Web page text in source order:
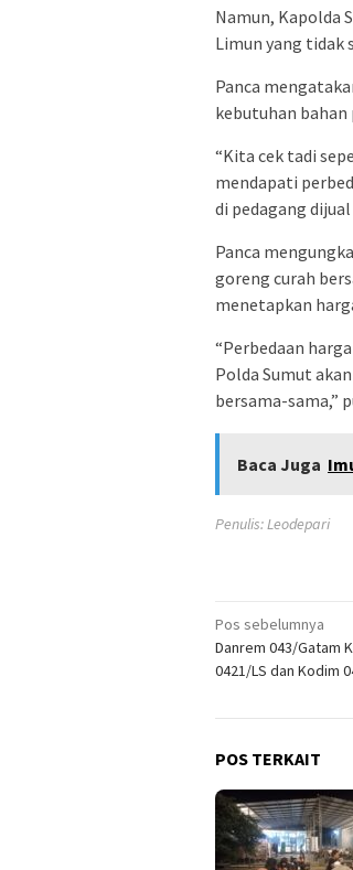
Namun, Kapolda
Limun yang tidak
Panca
kebutuhan bahan
“Kita cek tadi
mendapati
di pedagang
Panca
goreng curah
menetapkan
“Perbedaan
Polda Sumut
bersama-sama,”
Baca Juga
Penulis: Leodepari
Navigasi
pos
Pos sebelumnya
Danrem 043/Gatam
0421/LS dan Kodim
POS TERKAIT